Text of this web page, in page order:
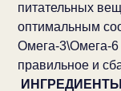
питательных
оптимальным
Омега-3\Омега-6
правильное и
ИНГРЕДИЕНТЫ